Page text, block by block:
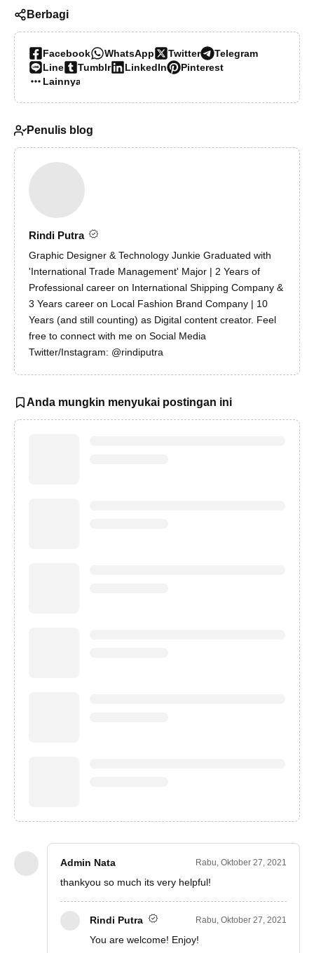
Berbagi
Facebook WhatsApp Twitter
Telegram
Line
Tumblr LinkedIn
Pinterest
Lainnya…
Penulis blog
Rindi Putra
Graphic Designer & Technology Junkie Graduated with
'International Trade Management' Major | 2 Years of
Professional career on International Shipping Company &
3 Years career on Local Fashion Brand Company | 10
Years (and still counting) as Digital content creator. Feel
free to connect with me on Social Media
Twitter/Instagram: @rindiputra
Anda mungkin menyukai postingan ini
Admin Nata Rabu, Oktober 27, 2021
thankyou so much its very helpful!
Rindi Putra Rabu, Oktober 27, 2021
You are welcome! Enjoy!